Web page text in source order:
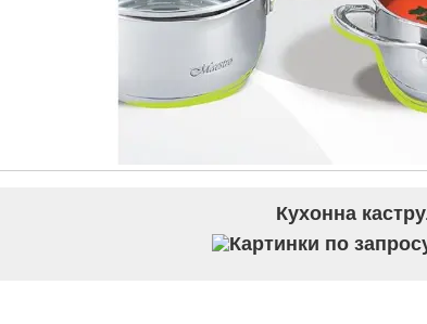
Кухонна